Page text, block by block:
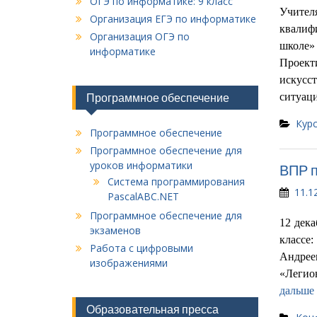
школе»
ВПР
12
Организация ЕГЭ по информатике
Организация ОГЭ по
информатике
Программное обеспечение
Программное обеспечение
Программное обеспечение для
уроков информатики
Система программирования
PascalABC.NET
Программное обеспечение для
экзаменов
Работа с цифровыми
изображениями
Образовательная пресса